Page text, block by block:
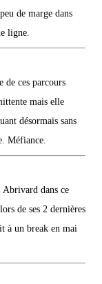
de marge dans
ligne.
de ces parcours
mais elle
désormais sans
Méfiance.
Abrivard dans ce
de ses 2 dernières
à un break en mai